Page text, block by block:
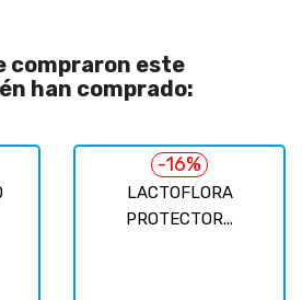
compraron este
han comprado:
LACTOFLORA
PROTECTOR...
-16%